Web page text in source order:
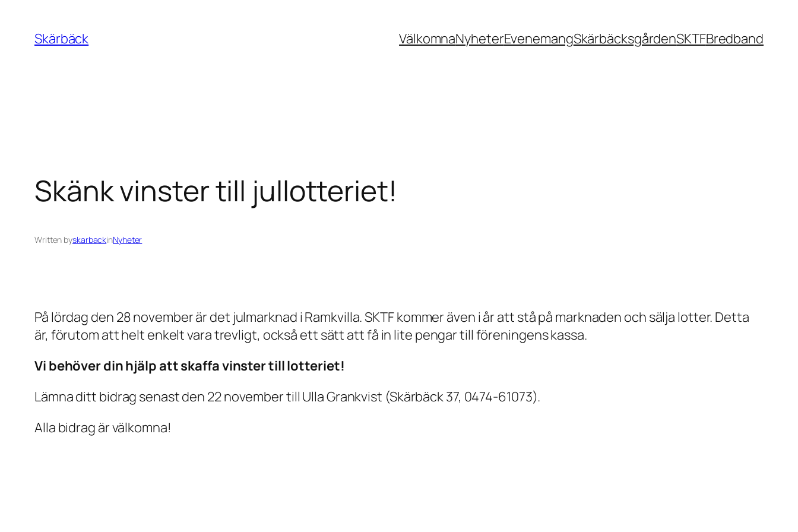
content
Skärbäck VälkomnaNyheterEvenemangSkärbäcksgårdenSKTFBredband
Skänk vinster till jullotteriet!
Written byskarbackinNyheter
På lördag den 28 november är det julmarknad i Ramkvilla. SKTF kommer även i år att stå på marknaden och sälja lotter. Detta
är, förutom att helt enkelt vara trevligt, också ett sätt att få in lite pengar till föreningens kassa.
Vi behöver din hjälp att skaffa vinster till lotteriet!
Lämna ditt bidrag senast den 22 november till Ulla Grankvist (Skärbäck 37, 0474-61073).
Alla bidrag är välkomna!